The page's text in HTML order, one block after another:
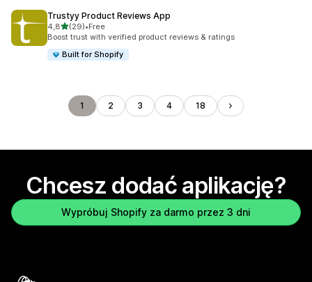
Trustyy Product Reviews App
4,8na 5 gwiazdek
(29)
Łączna liczba recenzji: 29
•Free
Boost trust with verified product reviews & ratings
Built for Shopify
1 2 3 4 18
Chcesz dodać aplikację?
Wypróbuj Shopify za darmo przez 3 dni